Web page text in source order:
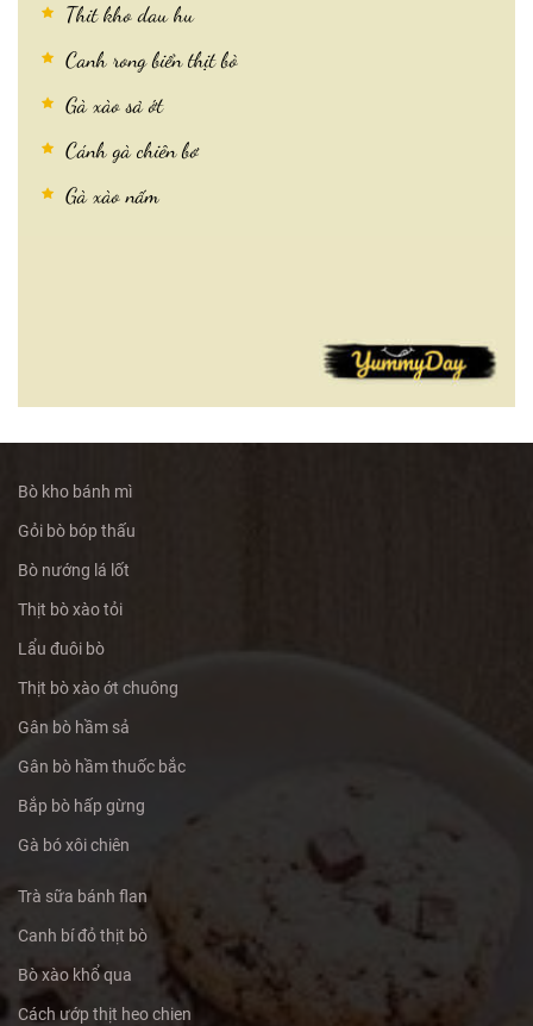
Thit kho dau hu
Canh rong biển thịt bò
Gà xào sả ớt
Cánh gà chiên bơ
Gà xào nấm
Bò kho bánh mì
Gỏi bò bóp thấu
Bò nướng lá lốt
Thịt bò xào tỏi
Lẩu đuôi bò
Thịt bò xào ớt chuông
Gân bò hầm sả
Gân bò hầm thuốc bắc
Bắp bò hấp gừng
Gà bó xôi chiên
Trà sữa bánh flan
Canh bí đỏ thịt bò
Bò xào khổ qua
Cách ướp thịt heo chien